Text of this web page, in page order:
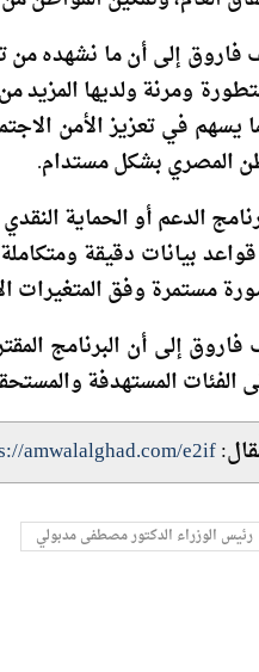
إلى أن ما نشهده من
ومرنة ولديها المزيد
يسهم في تعزيز الأمن
المصري بشكل مستدام.
الدعم أو الحماية
بيانات دقيقة
مستمرة وفق المتغيرات
فاروق إلى أن البرنامج
الفئات المستهدفة
amwalalghad.com/e2if